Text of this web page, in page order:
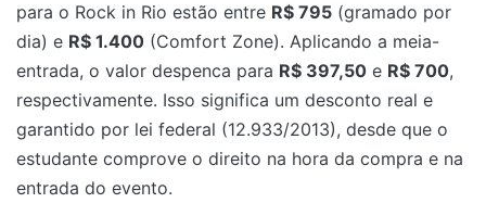
para o Rock in Rio estão entre R$ 795 (gramado por
dia) e R$ 1.400 (Comfort Zone). Aplicando a meia-
entrada, o valor despenca para R$ 397,50 e R$ 700,
respectivamente. Isso significa um desconto real e
garantido por lei federal (12.933/2013), desde que o
estudante comprove o direito na hora da compra e na
entrada do evento.